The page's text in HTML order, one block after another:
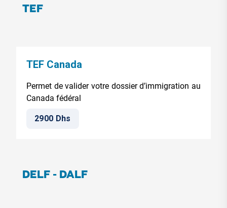
TEF
TEF Canada
Permet de valider votre dossier d’immigration au
Canada fédéral
2900 Dhs
DELF - DALF